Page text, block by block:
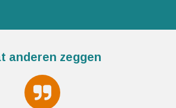
anderen zeggen